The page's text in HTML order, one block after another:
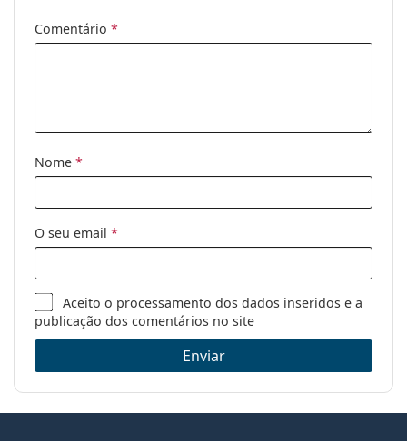
Uso:
Moda
Comentário *
Nome *
O seu email *
Aceito o processamento dos dados inseridos e a
publicação dos comentários no site
Enviar